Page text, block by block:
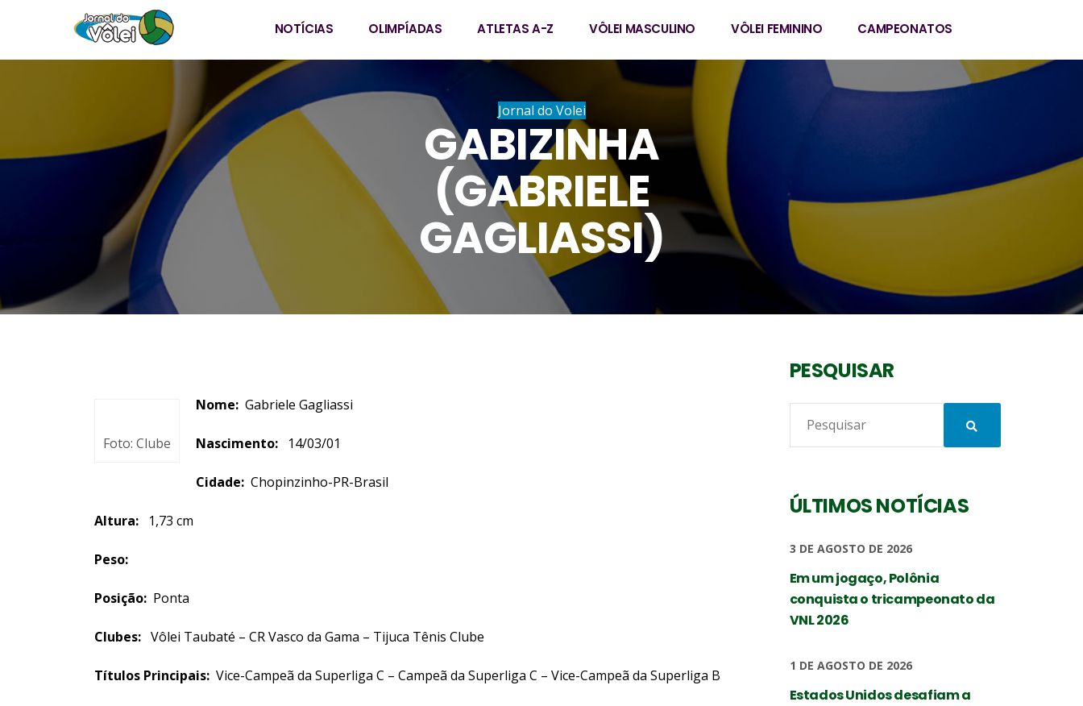
NOTÍCIAS OLIMPÍADAS ATLETAS A-Z VÔLEI MASCULINO VÔLEI FEMININO CAMPEONATOS
Jornal do Volei
GABIZINHA
(GABRIELE
GAGLIASSI)
Foto: Clube
Nome: Gabriele Gagliassi
Nascimento: 14/03/01
Cidade: Chopinzinho-PR-Brasil
Altura: 1,73 cm
Peso:
Posição: Ponta
Clubes: Vôlei Taubaté – CR Vasco da Gama – Tijuca Tênis Clube
Títulos Principais: Vice-Campeã da Superliga C – Campeã da Superliga C – Vice-Campeã da Superliga B
PESQUISAR
ÚLTIMOS NOTÍCIAS
3 DE AGOSTO DE 2026
Em um jogaço, Polônia
conquista o tricampeonato da
VNL 2026
1 DE AGOSTO DE 2026
Estados Unidos desafiam a